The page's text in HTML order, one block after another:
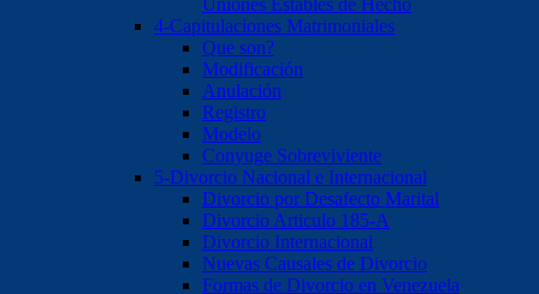
Uniones Estables de Hecho
4-Capitulaciones Matrimoniales
Que son?
Modificación
Anulación
Registro
Modelo
Conyuge Sobreviviente
5-Divorcio Nacional e Internacional
Divorcio por Desafecto Marital
Divorcio Articulo 185-A
Divorcio Internacional
Nuevas Causales de Divorcio
Formas de Divorcio en Venezuela